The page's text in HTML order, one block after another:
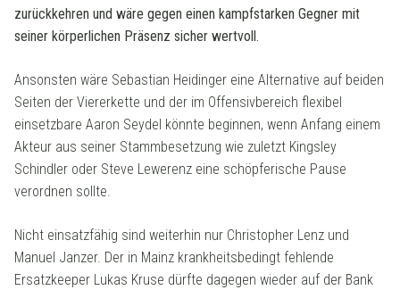
zurückkehren und wäre gegen einen kampfstarken Gegner mit
seiner körperlichen Präsenz sicher wertvoll.
Ansonsten wäre Sebastian Heidinger eine Alternative auf beiden
Seiten der Viererkette und der im Offensivbereich flexibel
einsetzbare Aaron Seydel könnte beginnen, wenn Anfang einem
Akteur aus seiner Stammbesetzung wie zuletzt Kingsley
Schindler oder Steve Lewerenz eine schöpferische Pause
verordnen sollte.
Nicht einsatzfähig sind weiterhin nur Christopher Lenz und
Manuel Janzer. Der in Mainz krankheitsbedingt fehlende
Ersatzkeeper Lukas Kruse dürfte dagegen wieder auf der Bank